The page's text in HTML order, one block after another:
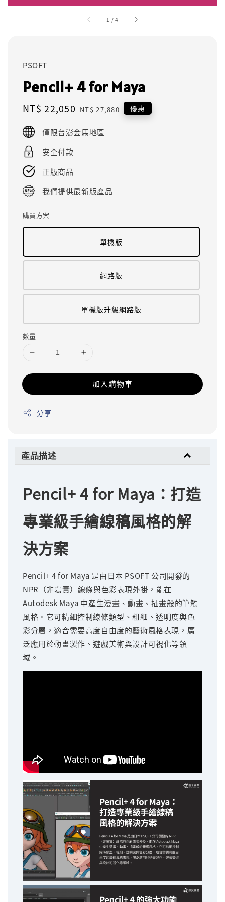
1 /4
PSOFT
Pencil+ 4 for Maya
Sale
NT$ 22,050 Regular
NT$ 27,880 優惠
僅限台澎金馬地區
安全付款
正版商品
我們提供最新版產品
購買方案
單機版
網路版
單機版升級網路版
數量
加入購物車
分享
產品描述
Pencil+ 4 for Maya：打造
專業級手繪線稿風格的解
決方案
Pencil+ 4 for Maya 是由日本 PSOFT 公司開發的
NPR（非寫實）線條與色彩表現外掛，能在
Autodesk Maya 中產生漫畫、動畫、插畫般的筆觸
風格。它可精細控制線條類型、粗細、透明度與色
彩分層，適合需要高度自由度的藝術風格表現，廣
泛應用於動畫製作、遊戲美術與設計可視化等領
域。